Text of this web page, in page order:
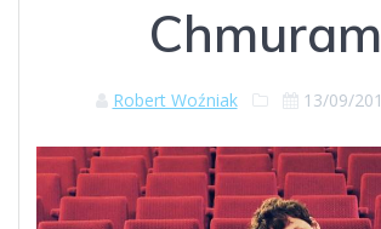
Robert Woźniak 13/09/